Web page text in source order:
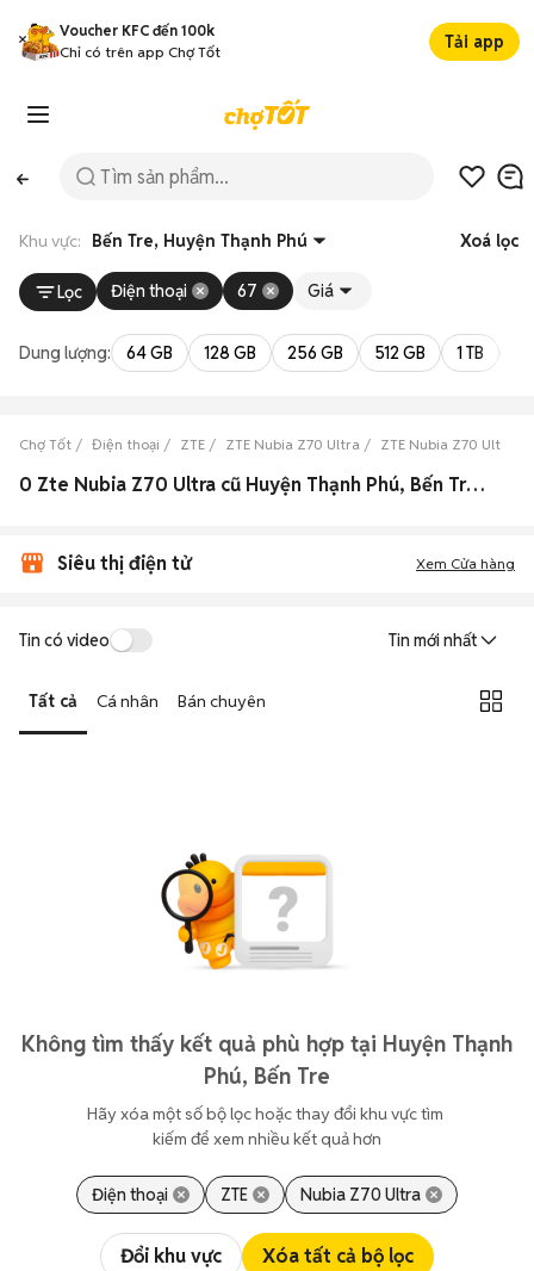
Voucher KFC đến 100k
Chỉ có trên app Chợ Tốt
Tải app
Khu vực: Bến Tre, Huyện Thạnh Phú Xoá lọc
Lọc Điện thoại 67 Giá
Dung lượng: 64 GB 128 GB 256 GB 512 GB 1 TB
Chợ Tốt Điện thoại ZTE ZTE Nubia Z70 Ultra ZTE Nubia Z70 Ultra
0 Zte Nubia Z70 Ultra cũ Huyện Thạnh Phú, Bến Tre đẹp
Siêu thị điện tử Xem Cửa hàng
Tin có video Tin mới nhất
Tất cả Cá nhân Bán chuyên
Không tìm thấy kết quả phù hợp tại Huyện Thạnh
Phú, Bến Tre
Hãy xóa một số bộ lọc hoặc thay đổi khu vực tìm
kiếm để xem nhiều kết quả hơn
Điện thoại ZTE Nubia Z70 Ultra
Đổi khu vực Xóa tất cả bộ lọc